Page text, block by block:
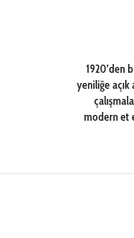
1920’den
yeniliğe
modern et